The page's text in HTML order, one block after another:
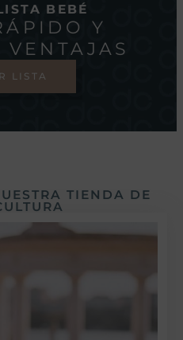
BEBÉ
Y
LISTA
TIENDA DE